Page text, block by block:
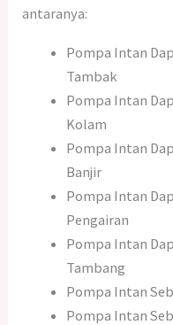
antaranya:
Pompa Intan
Tambak
Pompa Intan
Kolam
Pompa Intan
Banjir
Pompa Intan
Pengairan
Pompa Intan
Tambang
Pompa Intan
Pompa Intan